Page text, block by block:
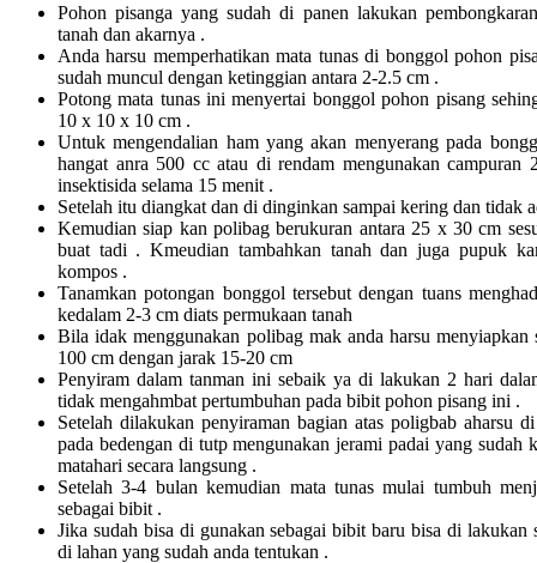
Pohon pisanga yang sudah di panen lakukan
tanah dan akarnya .
Anda harsu memperhatikan mata tunas di bonggol pohon
sudah muncul dengan ketinggian antara 2-2.5 cm .
Potong mata tunas ini menyertai bonggol pohon pisang
10 x 10 x 10 cm .
Untuk mengendalian ham yang akan menyerang pada
hangat anra 500 cc atau di rendam mengunakan
insektisida selama 15 menit .
Setelah itu diangkat dan di dinginkan sampai kering dan tidak
Kemudian siap kan polibag berukuran antara 25 x 30 cm
buat tadi . Kmeudian tambahkan tanah dan juga pupuk
kompos .
Tanamkan potongan bonggol tersebut dengan tuans
kedalam 2-3 cm diats permukaan tanah
Bila idak menggunakan polibag mak anda harsu menyiapkan
100 cm dengan jarak 15-20 cm
Penyiram dalam tanman ini sebaik ya di lakukan 2 hari
tidak mengahmbat pertumbuhan pada bibit pohon pisang ini .
Setelah dilakukan penyiraman bagian atas poligbab aharsu
pada bedengan di tutp mengunakan jerami padai yang sudah
matahari secara langsung .
Setelah 3-4 bulan kemudian mata tunas mulai tumbuh
sebagai bibit .
Jika sudah bisa di gunakan sebagai bibit baru bisa di lakukan
di lahan yang sudah anda tentukan .